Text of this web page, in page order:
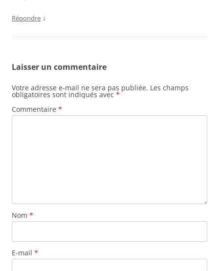
Répondre ↓
Laisser un commentaire
Votre adresse e-mail ne sera pas publiée. Les champs
obligatoires sont indiqués avec *
Commentaire *
Nom *
E-mail *